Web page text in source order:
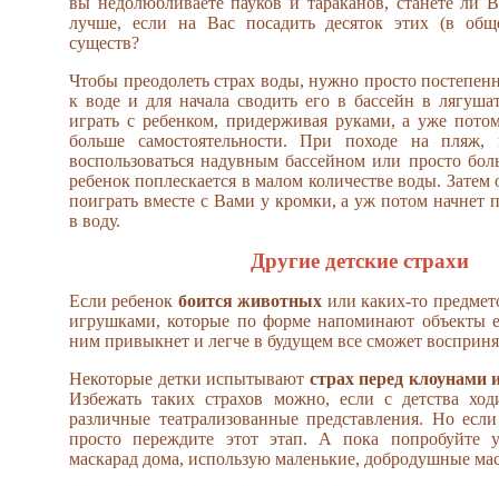
лучше, если на Вас посадить десяток этих (в
существ?
Чтобы преодолеть страх воды, нужно просто
к воде и для начала сводить его в бассейн в
играть с ребенком, придерживая руками, а уже потом
больше самостоятельности. При походе на
воспользоваться надувным бассейном или просто
ребенок поплескается в малом количестве воды.
поиграть вместе с Вами у кромки, а уж потом начнет
в воду.
Другие детские страхи
Если ребенок боится животных или каких-то
игрушками, которые по форме напоминают объекты
ним привыкнет и легче в будущем все сможет
Некоторые детки испытывают страх перед клоунами
Избежать таких страхов можно, если с детства
различные театрализованные представления. Но
просто переждите этот этап. А пока попробуйте
маскарад дома, использую маленькие, добродушные